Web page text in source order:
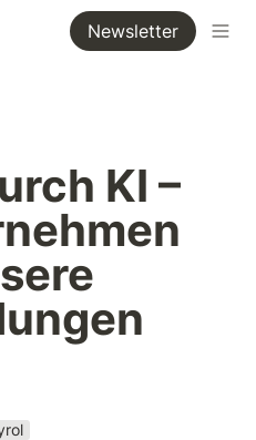
Newsletter
KI –